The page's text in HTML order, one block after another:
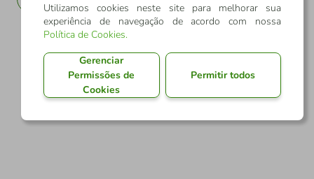
Utilizamos cookies neste site para melhorar sua
experiência de navegação de acordo com nossa
Política de Cookies.
Gerenciar
Permissões de
Cookies
Permitir todos